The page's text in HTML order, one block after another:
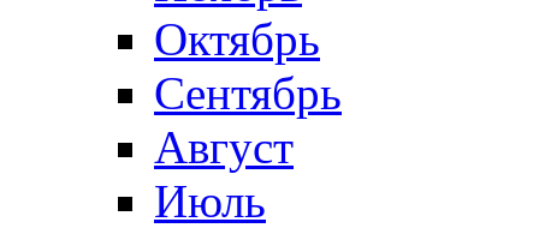
Октябрь
Сентябрь
Август
Июль